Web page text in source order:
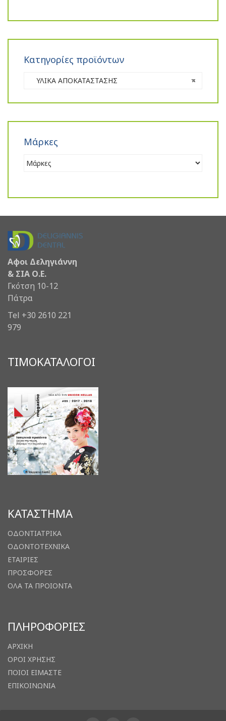
Κατηγορίες προϊόντων
×
ΥΛΙΚΑ ΑΠΟΚΑΤΑΣΤΑΣΗΣ
Μάρκες
Αφοι Δεληγιάννη
& ΣΙΑ Ο.Ε.
Γκότση 10-12
Πάτρα
Tel +30 2610 221
979
ΤΙΜΟΚΑΤΑΛΟΓΟΙ
ΚΑΤΑΣΤΗΜΑ
ΟΔΟΝΤΙΑΤΡΙΚΑ
ΟΔΟΝΤΟΤΕΧΝΙΚΑ
ΕΤΑΙΡΙΕΣ
ΠΡΟΣΦΟΡΕΣ
ΟΛΑ ΤΑ ΠΡΟΙΟΝΤΑ
ΠΛΗΡΟΦΟΡΙΕΣ
ΑΡΧΙΚΗ
ΟΡΟΙ ΧΡΗΣΗΣ
ΠΟΙΟΙ ΕΙΜΑΣΤΕ
ΕΠΙΚΟΙΝΩΝΙΑ